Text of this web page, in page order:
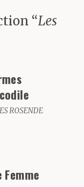
“Les
ROSENDE
Femme